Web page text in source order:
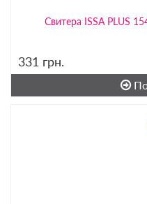
Свитера ISSA PLUS
331 грн.